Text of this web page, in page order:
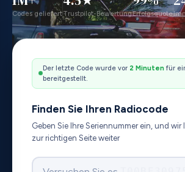
Codes geliefertTrustpilot-BewertungErfolgsquote
Der letzte Code wurde vor 2 Minuten für
bereitgestellt.
Finden Sie Ihren Radiocode
Geben Sie Ihre Seriennummer ein, und wir
zur richtigen Seite weiter